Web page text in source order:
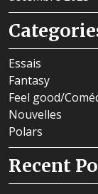
Essais
Fantasy
Feel good/
Nouvelles
Polars
Recent